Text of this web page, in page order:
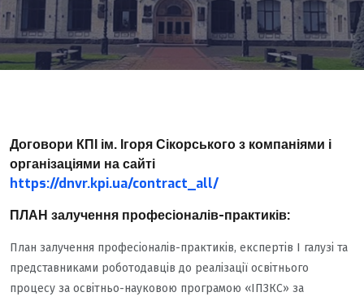
Договори КПІ ім. Ігоря Сікорського з компаніями і
організаціями на сайті
https://dnvr.kpi.ua/contract_all/
ПЛАН залучення професіоналів-практиків:
План залучення професіоналів-практиків, експертів І галузі та
представниками роботодавців до реалізації освітнього
процесу за освітньо-науковою програмою «ІПЗКС» за